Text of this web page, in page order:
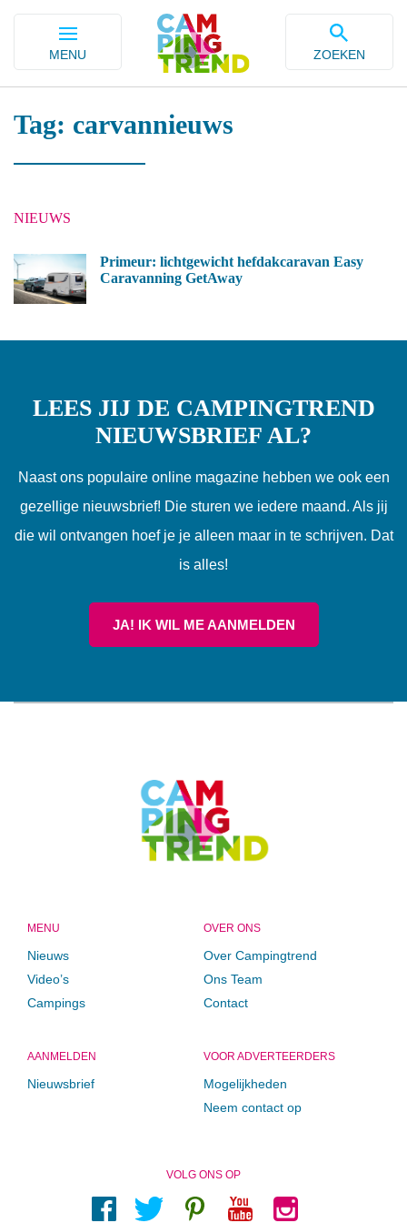
MENU ZOEKEN
Tag: carvannieuws
NIEUWS
Primeur: lichtgewicht hefdakcaravan Easy
Caravanning GetAway
LEES JIJ DE CAMPINGTREND
NIEUWSBRIEF AL?
Naast ons populaire online magazine hebben we ook een
gezellige nieuwsbrief! Die sturen we iedere maand. Als jij
die wil ontvangen hoef je je alleen maar in te schrijven. Dat
is alles!
JA! IK WIL ME AANMELDEN
MENU
Nieuws
Video’s
Campings
OVER ONS
Over Campingtrend
Ons Team
Contact
AANMELDEN
Nieuwsbrief
VOOR ADVERTEERDERS
Mogelijkheden
Neem contact op
VOLG ONS OP